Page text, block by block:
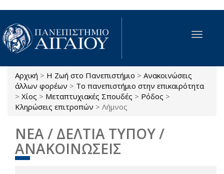
Παράκαμψη προς το κυρίως περιεχόμενο
Toggle
Είστε εδώ
Αρχική > Η Ζωή στο Πανεπιστήμιο > Ανακοινώσεις
άλλων φορέων > Το πανεπιστήμιο στην επικαιρότητα
> Χίος > Μεταπτυχιακές Σπουδές > Ρόδος >
Κληρώσεις επιτροπών > Λήμνος
ΝΕΑ / ΔΕΛΤΙΑ ΤΥΠΟΥ /
ΑΝΑΚΟΙΝΩΣΕΙΣ